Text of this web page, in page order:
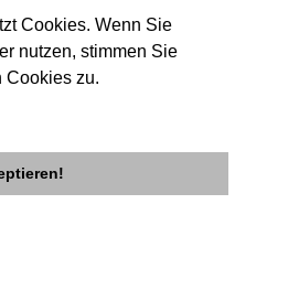
Cookies. Wenn Sie
nutzen, stimmen Sie
Cookies zu.